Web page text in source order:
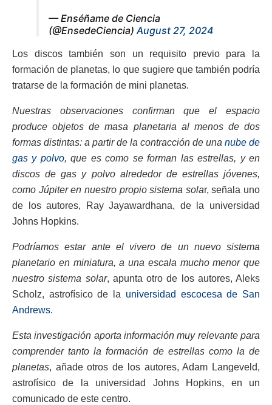
— Enséñame de Ciencia
(@EnsedeCiencia)August 27, 2024
Los discos también son un requisito previo para la
formación de planetas, lo que sugiere que también podría
tratarse de la formación de mini planetas.
Nuestras observaciones confirman que el espacio
produce objetos de masa planetaria al menos de dos
formas distintas: a partir de la contracción de una nube de
gas y polvo, que es como se forman las estrellas, y en
discos de gas y polvo alrededor de estrellas jóvenes,
como Júpiter en nuestro propio sistema solar, señala uno
de los autores, Ray Jayawardhana, de la universidad
Johns Hopkins.
Podríamos estar ante el vivero de un nuevo sistema
planetario en miniatura, a una escala mucho menor que
nuestro sistema solar, apunta otro de los autores, Aleks
Scholz, astrofísico de la universidad escocesa de San
Andrews.
Esta investigación aporta información muy relevante para
comprender tanto la formación de estrellas como la de
planetas, añade otros de los autores, Adam Langeveld,
astrofísico de la universidad Johns Hopkins, en un
comunicado de este centro.